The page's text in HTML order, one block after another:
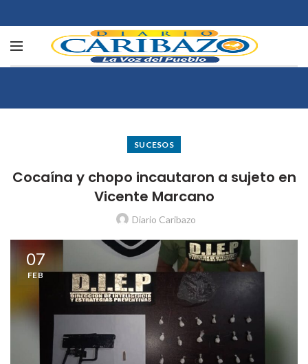
SUCESOS
Cocaína y chopo incautaron a sujeto en
Vicente Marcano
Diario Caribazo
07
FEB